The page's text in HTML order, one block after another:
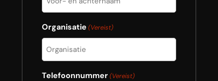
Organisatie (Vereist)
Telefoonnummer(Vereist)